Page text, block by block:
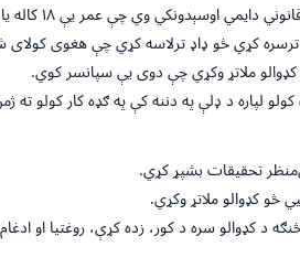
اوسېدونکي وي چې عمر یې ۱۸ کاله یا زیات وي.
کړي څو ډاډ ترلاسه کړي چې هغوی کولای
ملاتړ وکړي چې دوی یې سپانسر کوي.
لپاره د ډلې په دننه کې په ګډه کار کولو ته
تحقیقات بشپړ کړي.
څو کډوالو ملاتړ وکړي.
د کډوالو سره د کور، زده کړې، روغتیا او